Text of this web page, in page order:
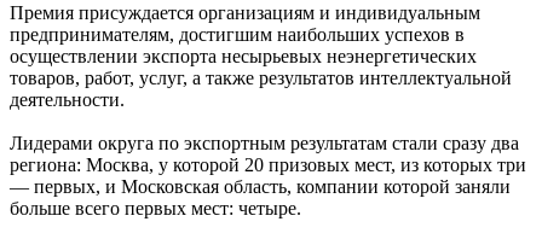
Премия присуждается организациям и индивидуальным
предпринимателям, достигшим наибольших успехов в
осуществлении экспорта несырьевых неэнергетических
товаров, работ, услуг, а также результатов интеллектуальной
деятельности.
Лидерами округа по экспортным результатам стали сразу два
региона: Москва, у которой 20 призовых мест, из которых три
— первых, и Московская область, компании которой заняли
больше всего первых мест: четыре.